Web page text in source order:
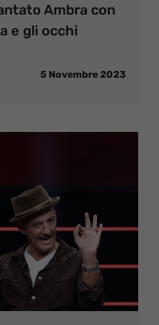
Ambra con
e gli occhi
5 Novembre 2023